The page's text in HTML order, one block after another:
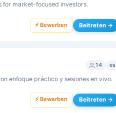
market-focused investors.
⚡ Bewerben Beitreten →
14 es
enfoque práctico y sesiones en vivo.
⚡ Bewerben Beitreten →